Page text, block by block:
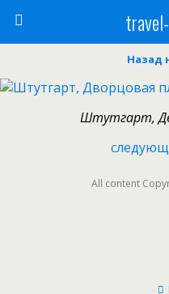
Назад
Штутгарт,
All content